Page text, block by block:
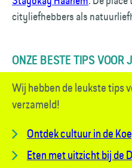
cityliefhebbers als
ONZE BESTE TIPS VOOR
Wij hebben de leukste tips
verzameld!
Ontdek cultuur in de
Eten met uitzicht bij de